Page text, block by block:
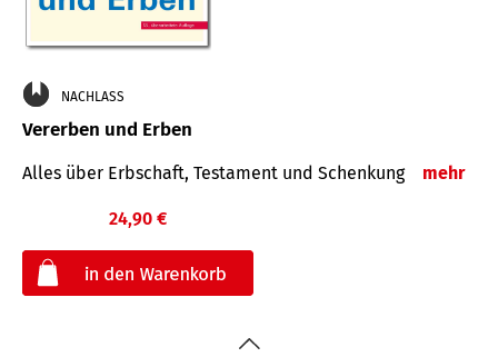
NACHLASS
Vererben und Erben
Alles über Erbschaft, Testament und Schenkung mehr
24,90 €